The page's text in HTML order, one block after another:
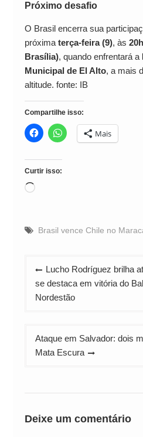
Próximo desafio
O Brasil encerra sua
próxima terça-feira (9), às
Brasília), quando enfrentará a
Municipal de El Alto, a mais
altitude. fonte: IB
Compartilhe isso:
Mais
Curtir isso:
Carregando...
Brasil vence Chile no
Navegação
de
Post
Lucho Rodríguez brilha
se destaca em vitória do
Nordestão
Ataque em Salvador: dois
Mata Escura
Deixe um comentário